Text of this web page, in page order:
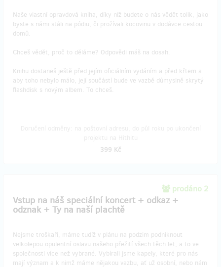
Naše vlastní opravdová kniha, díky níž budete o nás vědět tolik, jako
byste s námi stáli na pódiu, či prožívali kocovinu v dodávce cestou
domů.
Chceš vědět, proč to děláme? Odpovědi máš na dosah.
Knihu dostaneš ještě před jejím oficiálním vydáním a před křtem a
aby toho nebylo málo, její součástí bude ve vazbě důmyslně skrytý
flashdisk s novým albem. To chceš.
399 Kč
prodáno 2
Vstup na náš speciální koncert + odkaz +
odznak + Ty na naší plachtě
Nejsme troškaři, máme tudíž v plánu na podzim podniknout
velkolepou opulentní oslavu našeho přežití všech těch let, a to ve
společnosti více než vybrané. Vybírali jsme kapely, které pro nás
mají význam a k nimž máme nějakou vazbu, ať už osobní, nebo nám